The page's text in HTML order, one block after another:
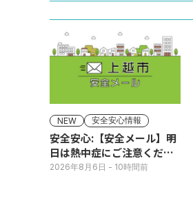
NEW 安全安心情報
安全安心:【安全メール】明
日は熱中症にご注意くださ
い
2026年8月6日 - 10時間前